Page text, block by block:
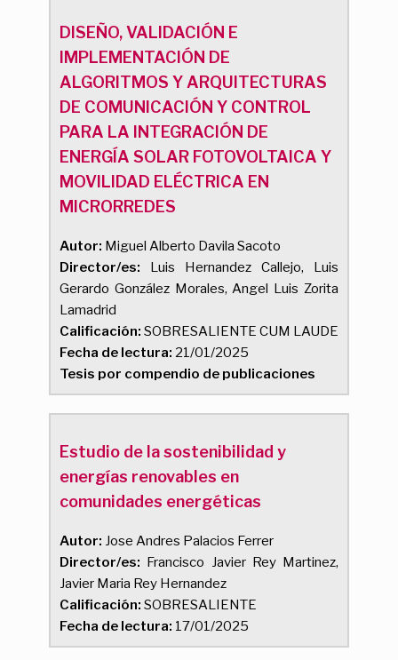
DISEÑO, VALIDACIÓN E
IMPLEMENTACIÓN DE
ALGORITMOS Y ARQUITECTURAS
DE COMUNICACIÓN Y CONTROL
PARA LA INTEGRACIÓN DE
ENERGÍA SOLAR FOTOVOLTAICA Y
MOVILIDAD ELÉCTRICA EN
MICRORREDES
Autor: Miguel Alberto Davila Sacoto
Director/es: Luis Hernandez Callejo, Luis
Gerardo González Morales, Angel Luis Zorita
Lamadrid
Calificación: SOBRESALIENTE CUM LAUDE
Fecha de lectura: 21/01/2025
Tesis por compendio de publicaciones
Estudio de la sostenibilidad y
energías renovables en
comunidades energéticas
Autor: Jose Andres Palacios Ferrer
Director/es: Francisco Javier Rey Martinez,
Javier Maria Rey Hernandez
Calificación: SOBRESALIENTE
Fecha de lectura: 17/01/2025